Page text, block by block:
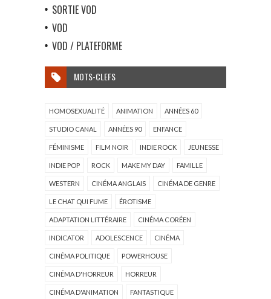
SORTIE VOD
VOD
VOD / PLATEFORME
MOTS-CLEFS
HOMOSEXUALITÉ ANIMATION ANNÉES 60
STUDIO CANAL ANNÉES 90 ENFANCE
FÉMINISME FILM NOIR INDIE ROCK JEUNESSE
INDIE POP ROCK MAKE MY DAY FAMILLE
WESTERN CINÉMA ANGLAIS CINÉMA DE GENRE
LE CHAT QUI FUME ÉROTISME
ADAPTATION LITTÉRAIRE CINÉMA CORÉEN
INDICATOR ADOLESCENCE CINÉMA
CINÉMA POLITIQUE POWERHOUSE
CINÉMA D'HORREUR HORREUR
CINÉMA D'ANIMATION FANTASTIQUE